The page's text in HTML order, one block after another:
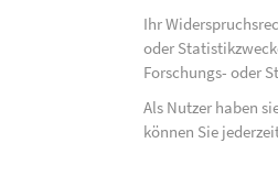
Ihr
oder
Forschungs- oder
Als Nutzer haben
können Sie